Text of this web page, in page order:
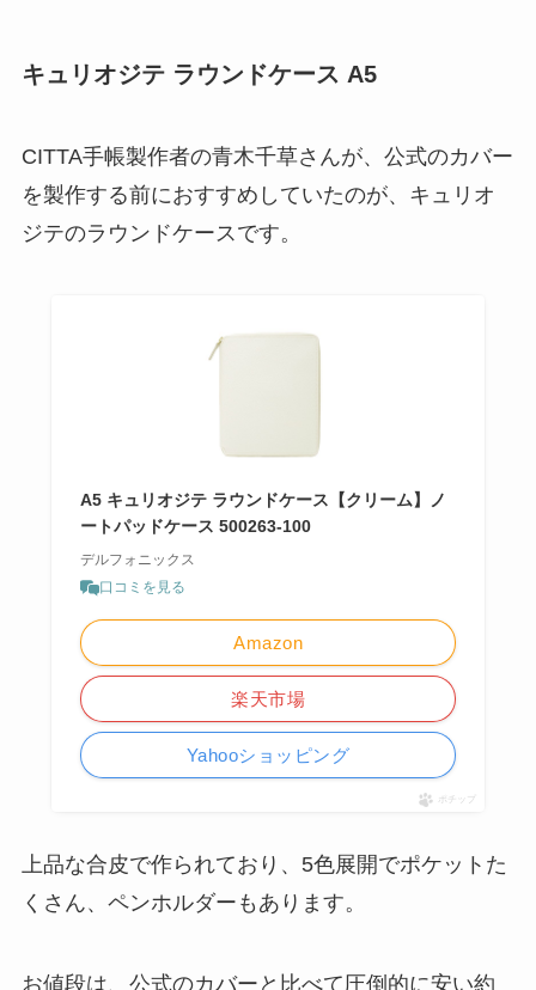
キュリオジテ ラウンドケース A5
CITTA手帳製作者の青木千草さんが、公式のカバー
を製作する前におすすめしていたのが、キュリオ
ジテのラウンドケースです。
A5 キュリオジテ ラウンドケース【クリーム】ノ
ートパッドケース 500263-100
デルフォニックス
口コミを見る
Amazon
楽天市場
Yahooショッピング
ポチップ
上品な合皮で作られており、5色展開でポケットた
くさん、ペンホルダーもあります。
お値段は、公式のカバーと比べて圧倒的に安い約